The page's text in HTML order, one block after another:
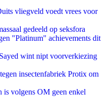
vliegveld voedt vrees voor
gedeeld op seksfora
"Platinum" achievements dit
wint nipt voorverkiezing
insectenfabriek Protix om
is volgens OM geen enkel